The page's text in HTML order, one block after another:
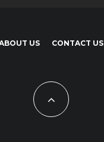
US CONTACT US